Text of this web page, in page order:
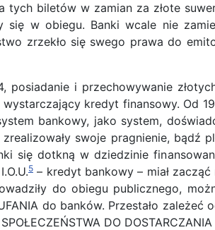
biletów w zamian za złote
się w obiegu. Banki wcale nie
zrzekło się swego prawa do
i przechowywanie
kredyt finansowy. Od
bankowy, jako system,
swoje pragnienie, bądź
się dotkną w dziedzinie
5– kredyt bankowy – miał
do obiegu publicznego,
do banków. Przestało zależeć
DO DOSTARCZANIA